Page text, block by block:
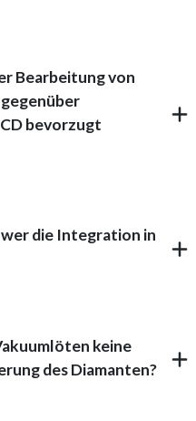
Bearbeitung von
bevorzugt
die Integration in
keine
des Diamanten?